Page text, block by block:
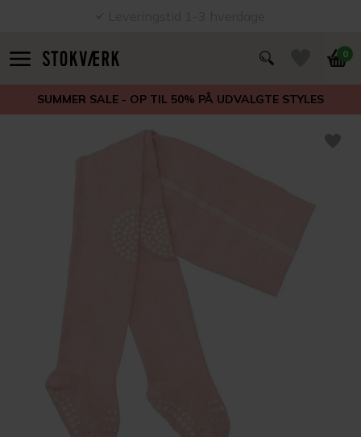
0
SUMMER SALE - OP TIL 50% PÅ UDVALGTE STYLES